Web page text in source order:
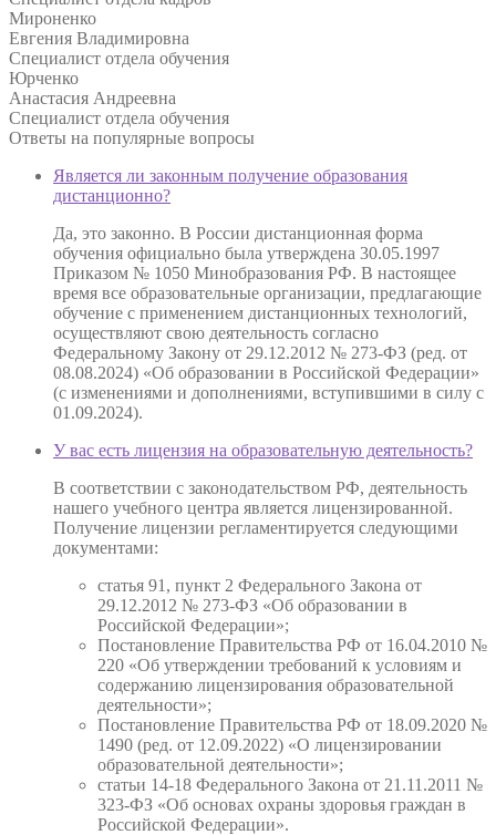
Мироненко
Евгения Владимировна
Специалист отдела обучения
Юрченко
Анастасия Андреевна
Специалист отдела обучения
Ответы на популярные вопросы
Является ли законным получение образования
дистанционно?
Да, это законно. В России дистанционная форма
обучения официально была утверждена 30.05.1997
Приказом № 1050 Минобразования РФ. В настоящее
время все образовательные организации, предлагающие
обучение с применением дистанционных технологий,
осуществляют свою деятельность согласно
Федеральному Закону от 29.12.2012 № 273-ФЗ (ред. от
08.08.2024) «Об образовании в Российской Федерации»
(с изменениями и дополнениями, вступившими в силу с
01.09.2024).
У вас есть лицензия на образовательную деятельность?
В соответствии с законодательством РФ, деятельность
нашего учебного центра является лицензированной.
Получение лицензии регламентируется следующими
документами:
статья 91, пункт 2 Федерального Закона от
29.12.2012 № 273-ФЗ «Об образовании в
Российской Федерации»;
Постановление Правительства РФ от 16.04.2010 №
220 «Об утверждении требований к условиям и
содержанию лицензирования образовательной
деятельности»;
Постановление Правительства РФ от 18.09.2020 №
1490 (ред. от 12.09.2022) «О лицензировании
образовательной деятельности»;
статьи 14-18 Федерального Закона от 21.11.2011 №
323-ФЗ «Об основах охраны здоровья граждан в
Российской Федерации».